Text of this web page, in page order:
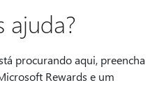
ajuda?
procurando aqui, preencha
Rewards e um